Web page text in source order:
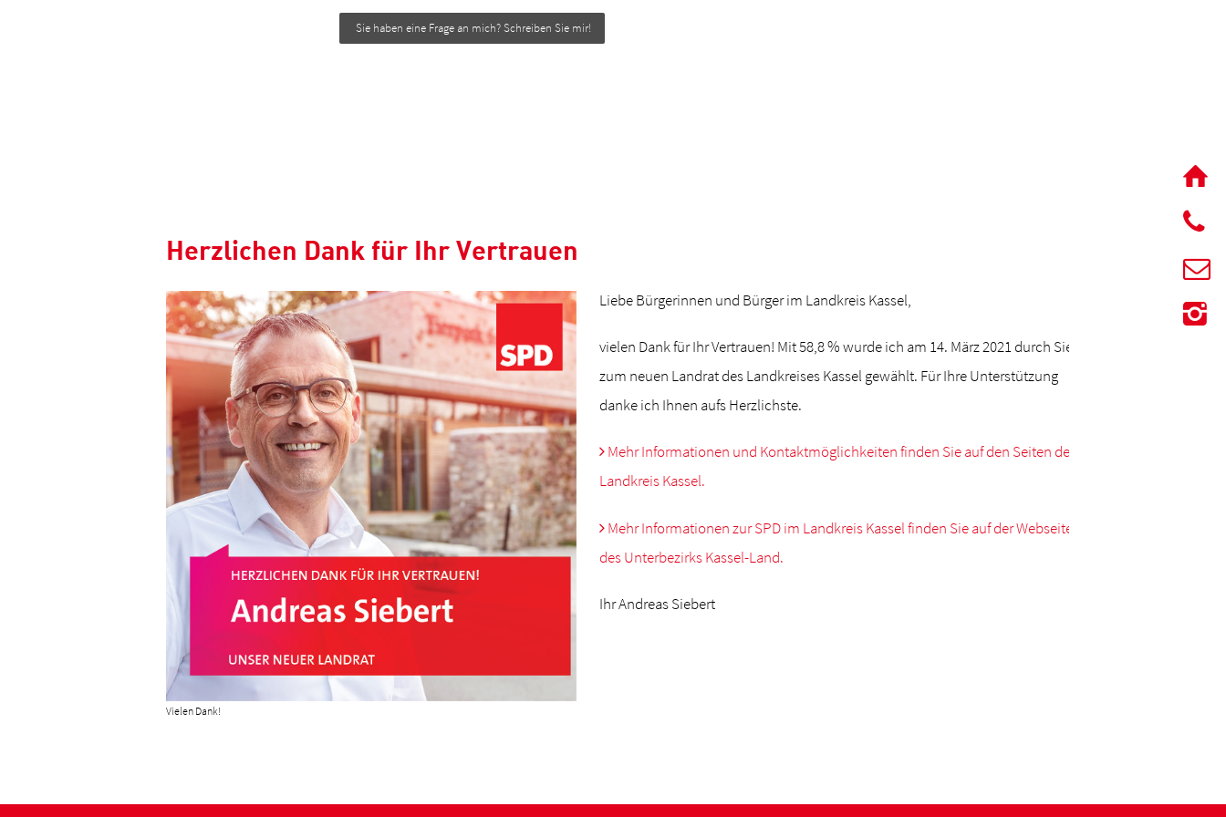
Sie haben eine Frage an mich? Schreiben Sie mir!
Herzlichen Dank für Ihr Vertrauen
Vielen Dank!
Liebe Bürgerinnen und Bürger im Landkreis Kassel,
vielen Dank für Ihr Vertrauen! Mit 58,8 % wurde ich am 14. März 2021 durch Sie
zum neuen Landrat des Landkreises Kassel gewählt. Für Ihre Unterstützung
danke ich Ihnen aufs Herzlichste.
Mehr Informationen und Kontaktmöglichkeiten finden Sie auf den Seiten des
Landkreis Kassel.
Mehr Informationen zur SPD im Landkreis Kassel finden Sie auf der Webseite
des Unterbezirks Kassel-Land.
Ihr Andreas Siebert